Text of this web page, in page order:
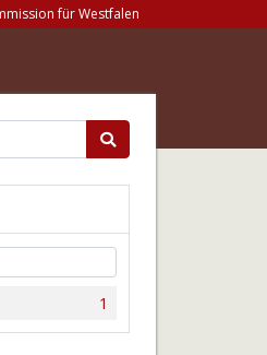
für Westfalen
1